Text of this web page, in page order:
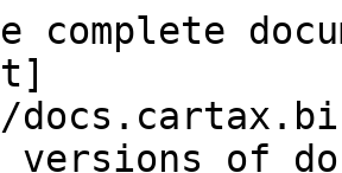
complete
versions of